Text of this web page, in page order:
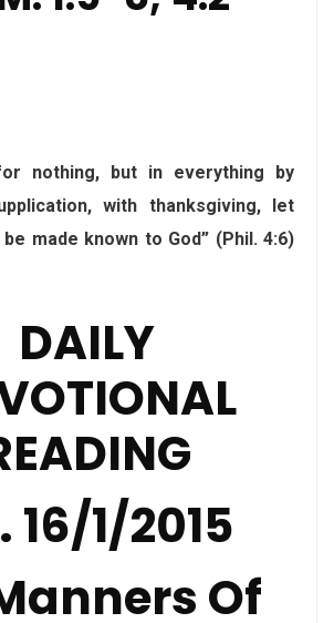
nothing, but in everything by
with thanksgiving, let
made known to God” (Phil. 4:6)
DAILY
16/1/2015
Of